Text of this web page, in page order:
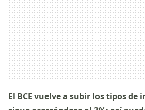
El BCE vuelve a subir los tipos de